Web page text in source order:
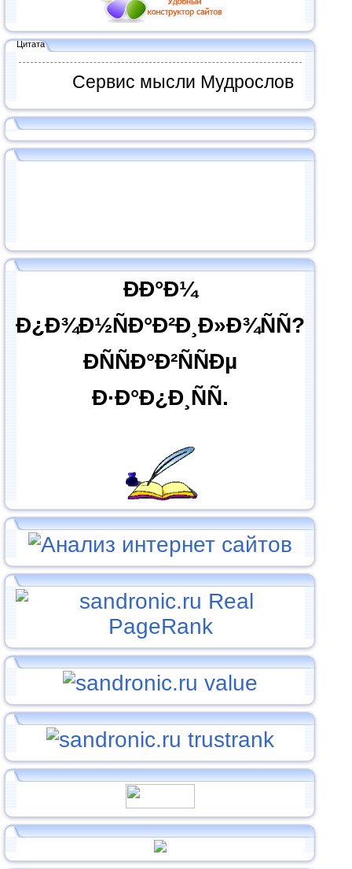
Цитата
Сервис мысли Мудрослов
ÐÐ°Ð¼
Ð¿Ð¾Ð½ÑÐ°Ð²Ð¸Ð»Ð¾ÑÑ?
ÐÑÑÐ°Ð²ÑÑÐµ
Ð·Ð°Ð¿Ð¸ÑÑ.